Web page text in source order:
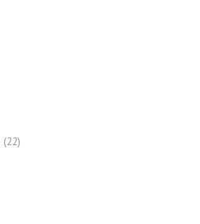
(22)